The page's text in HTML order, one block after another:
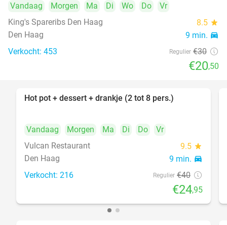
Vandaag Morgen Ma Di Wo Do
Vr
King's Spareribs Den Haag
8.5 star
Den Haag 9 min. directions_car
Verkocht: 453 Regulier €30
€20,50
Hot pot + dessert + drankje (2 tot 8 pers.)
Vandaag Morgen Ma Di Do
Vr
Vulcan Restaurant
9.5 star
Den Haag 9 min. directions_car
Verkocht: 216 Regulier €40
€24,95